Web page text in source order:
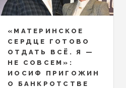
«МАТЕРИНСКОЕ
СЕРДЦЕ ГОТОВО
ОТДАТЬ ВСЁ. Я —
НЕ СОВСЕМ»:
ИОСИФ ПРИГОЖИН
О БАНКРОТСТВЕ